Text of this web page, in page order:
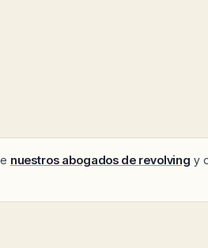
nuestros abogados de revolving y